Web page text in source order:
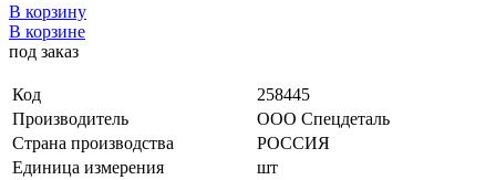
В корзину
В корзине
под заказ
Код
258445
Производитель
ООО Спецдеталь
Страна производства
РОССИЯ
Единица измерения
шт